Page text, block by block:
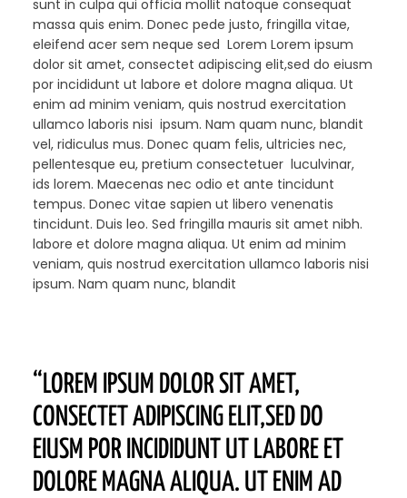
sunt in culpa qui officia mollit natoque consequat
massa quis enim. Donec pede justo, fringilla vitae,
eleifend acer sem neque sed Lorem Lorem ipsum
dolor sit amet, consectet adipiscing elit,sed do eiusm
por incididunt ut labore et dolore magna aliqua. Ut
enim ad minim veniam, quis nostrud exercitation
ullamco laboris nisi ipsum. Nam quam nunc, blandit
vel, ridiculus mus. Donec quam felis, ultricies nec,
pellentesque eu, pretium consectetuer luculvinar,
ids lorem. Maecenas nec odio et ante tincidunt
tempus. Donec vitae sapien ut libero venenatis
tincidunt. Duis leo. Sed fringilla mauris sit amet nibh.
labore et dolore magna aliqua. Ut enim ad minim
veniam, quis nostrud exercitation ullamco laboris nisi
ipsum. Nam quam nunc, blandit
“LOREM IPSUM DOLOR SIT AMET,
CONSECTET ADIPISCING ELIT,SED DO
EIUSM POR INCIDIDUNT UT LABORE ET
DOLORE MAGNA ALIQUA. UT ENIM AD